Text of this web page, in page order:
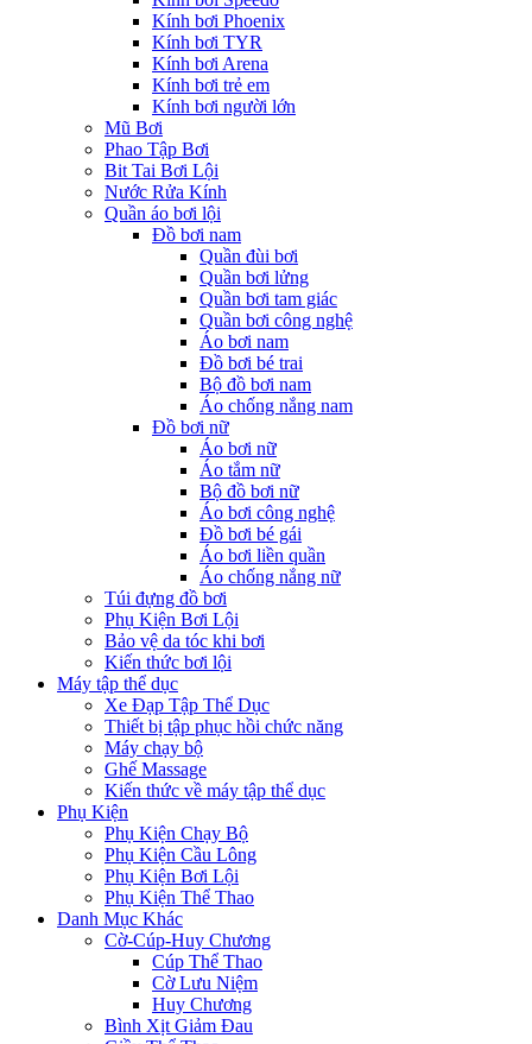
Kính bơi Phoenix
Kính bơi TYR
Kính bơi Arena
Kính bơi trẻ em
Kính bơi người lớn
Mũ Bơi
Phao Tập Bơi
Bit Tai Bơi Lội
Nước Rửa Kính
Quần áo bơi lội
Đồ bơi nam
Quần đùi bơi
Quần bơi lửng
Quần bơi tam giác
Quần bơi công nghệ
Áo bơi nam
Đồ bơi bé trai
Bộ đồ bơi nam
Áo chống nắng nam
Đồ bơi nữ
Áo bơi nữ
Áo tắm nữ
Bộ đồ bơi nữ
Áo bơi công nghệ
Đồ bơi bé gái
Áo bơi liền quần
Áo chống nắng nữ
Túi đựng đồ bơi
Phụ Kiện Bơi Lội
Bảo vệ da tóc khi bơi
Kiến thức bơi lội
Máy tập thể dục
Xe Đạp Tập Thể Dục
Thiết bị tập phục hồi chức năng
Máy chạy bộ
Ghế Massage
Kiến thức về máy tập thể dục
Phụ Kiện
Phụ Kiện Chạy Bộ
Phụ Kiện Cầu Lông
Phụ Kiện Bơi Lội
Phụ Kiện Thể Thao
Danh Mục Khác
Cờ-Cúp-Huy Chương
Cúp Thể Thao
Cờ Lưu Niệm
Huy Chương
Bình Xịt Giảm Đau